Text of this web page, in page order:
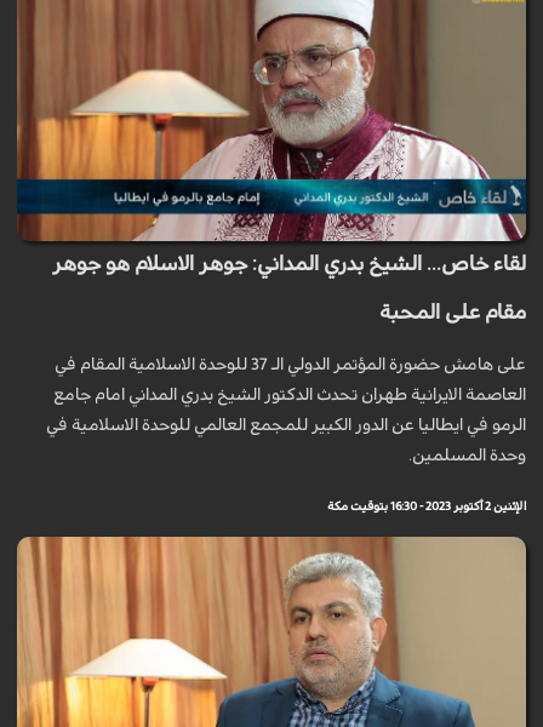
لقاء خاص... الشيخ بدري المداني: جوهر الاسلام هو جوهر
مقام على المحبة
على هامش حضورة المؤتمر الدولي الـ 37 للوحدة الاسلامية المقام في
العاصمة الايرانية طهران تحدث الدكتور الشيخ بدري المداني امام جامع
الرمو في ايطاليا عن الدور الكبير للمجمع العالمي للوحدة الاسلامية في
وحدة المسلمين.
الإثنين 2 أكتوبر 2023 - 16:30 بتوقيت مكة